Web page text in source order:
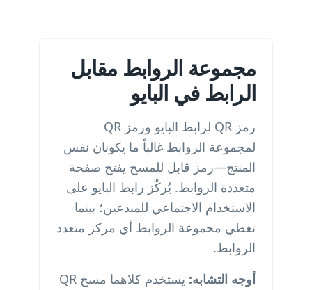
مجموعة الروابط مقابل
الرابط في البايو
رمز QR لرابط البايو ورمز QR
لمجموعة الروابط غالباً ما يكونان نفس
المنتج—رمز قابل للمسح يفتح صفحة
متعددة الروابط. يُركّز رابط البايو على
الاستخدام الاجتماعي للمبدعين؛ بينما
تغطي مجموعة الروابط أي مركز متعدد
الروابط.
أوجه التشابه:
يستخدم كلاهما مسح QR